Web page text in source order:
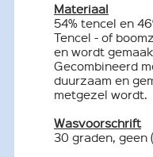
Materiaal
54% tencel en
Tencel - of
en wordt
Gecombineerd
duurzaam en
metgezel wordt.
Wasvoorschrift
30 graden, geen